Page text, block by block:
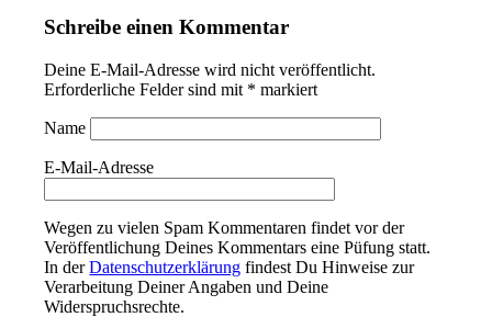
Schreibe einen Kommentar
Deine E-Mail-Adresse wird nicht veröffentlicht.
Erforderliche Felder sind mit * markiert
Name
E-Mail-Adresse
Wegen zu vielen Spam Kommentaren findet vor der
Veröffentlichung Deines Kommentars eine Püfung statt.
In derDatenschutzerklärung findest Du Hinweise zur
Verarbeitung Deiner Angaben und Deine
Widerspruchsrechte.